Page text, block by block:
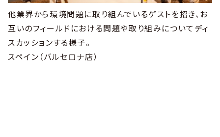
他業界から環境問題に取り組んでいるゲストを招き、お
互いのフィールドにおける問題や取り組みについてディ
スカッションする様子。
スペイン（バルセロナ店）